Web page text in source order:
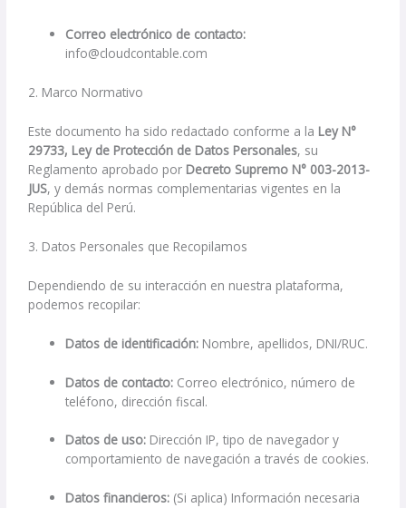
Correo electrónico de contacto:
info@cloudcontable.com
2. Marco Normativo
Este documento ha sido redactado conforme a la Ley N°
29733, Ley de Protección de Datos Personales, su
Reglamento aprobado por Decreto Supremo N° 003-2013-
JUS, y demás normas complementarias vigentes en la
República del Perú.
3. Datos Personales que Recopilamos
Dependiendo de su interacción en nuestra plataforma,
podemos recopilar:
Datos de identificación: Nombre, apellidos, DNI/RUC.
Datos de contacto: Correo electrónico, número de
teléfono, dirección fiscal.
Datos de uso: Dirección IP, tipo de navegador y
comportamiento de navegación a través de cookies.
Datos financieros: (Si aplica) Información necesaria